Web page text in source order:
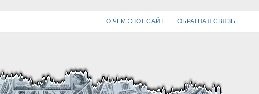
О ЧЕМ ЭТОТ САЙТ ОБРАТНАЯ СВЯЗЬ